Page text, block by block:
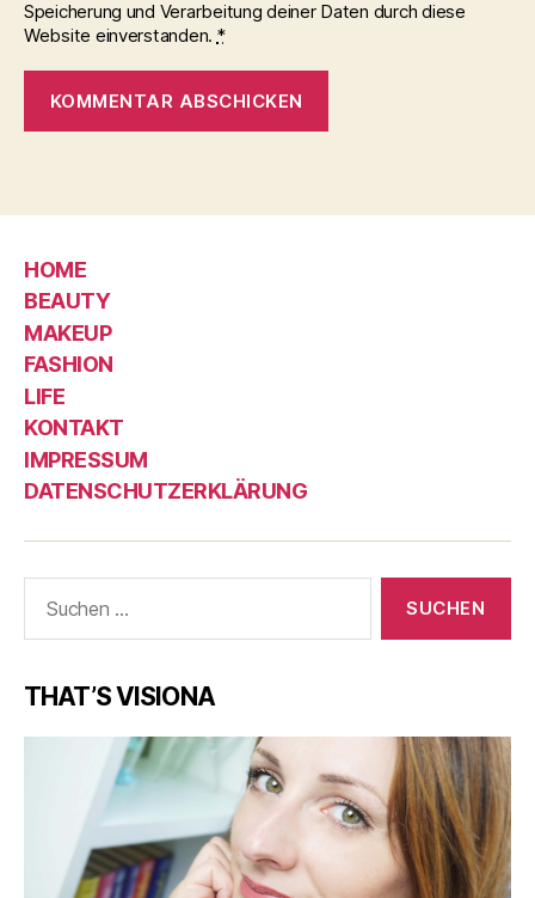
Speicherung und Verarbeitung deiner Daten durch diese
Website einverstanden. *
HOME
BEAUTY
MAKEUP
FASHION
LIFE
KONTAKT
IMPRESSUM
DATENSCHUTZERKLÄRUNG
nach:
THAT’S VISIONA